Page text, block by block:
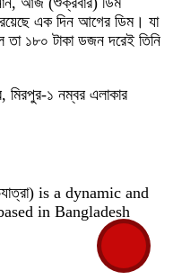
রয়েছে এক দিন আগের ডিম। যা
তা ১৮০ টাকা ডজন দরেই তিনি
মিরপুর-১ নম্বর এলাকার
is a dynamic and
in Bangladesh